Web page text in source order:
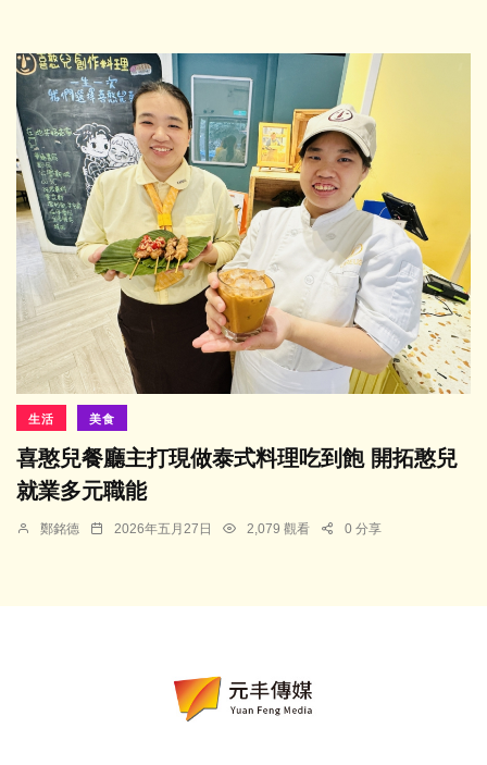
生活 美食
喜憨兒餐廳主打現做泰式料理吃到飽 開拓憨兒
就業多元職能
鄭銘德 2026年五月27日 2,079 觀看 0 分享